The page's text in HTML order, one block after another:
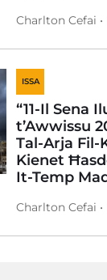
Charlton Cefai
ISSA
“11-Il Sena
t’Awwissu
Tal-Arja Fil-
Kienet
It-Temp
Charlton Cefai